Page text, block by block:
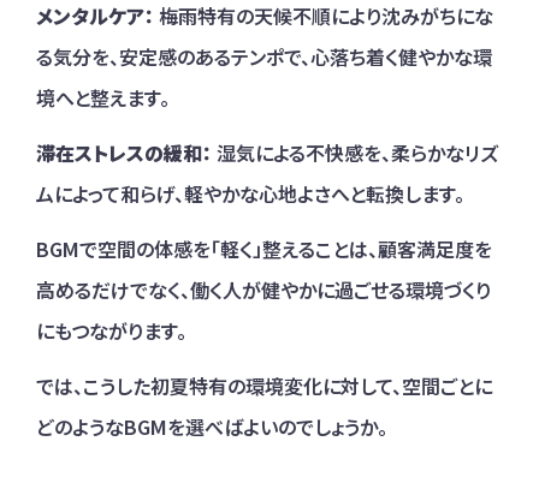
メンタルケア： 梅雨特有の天候不順により沈みがちにな
る気分を、安定感のあるテンポで、心落ち着く健やかな環
境へと整えます。
滞在ストレスの緩和： 湿気による不快感を、柔らかなリズ
ムによって和らげ、軽やかな心地よさへと転換します。
BGMで空間の体感を「軽く」整えることは、顧客満足度を
高めるだけでなく、働く人が健やかに過ごせる環境づくり
にもつながります。
では、こうした初夏特有の環境変化に対して、空間ごとに
どのようなBGMを選べばよいのでしょうか。